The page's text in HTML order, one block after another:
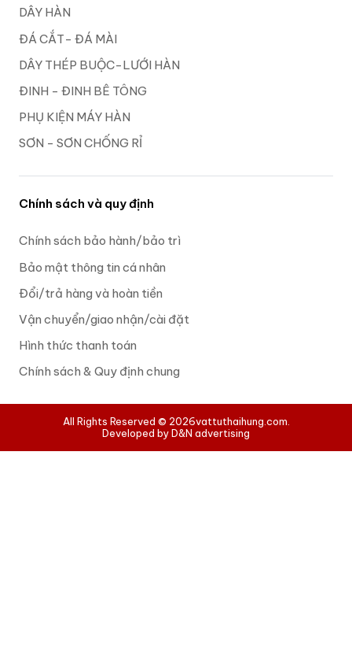
DÂY HÀN
ĐÁ CẮT- ĐÁ MÀI
DÂY THÉP BUỘC-LƯỚI HÀN
ĐINH - ĐINH BÊ TÔNG
PHỤ KIỆN MÁY HÀN
SƠN - SƠN CHỐNG RỈ
Chính sách và quy định
Chính sách bảo hành/bảo trì
Bảo mật thông tin cá nhân
Đổi/trả hàng và hoàn tiền
Vận chuyển/giao nhận/cài đặt
Hình thức thanh toán
Chính sách & Quy định chung
All Rights Reserved © 2026vattuthaihung.com.
Developed by D&N advertising